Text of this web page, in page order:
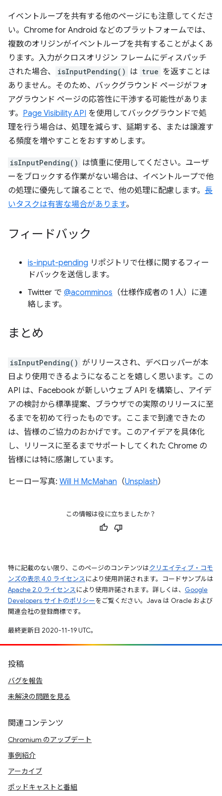
イベントループを共有する他のページにも注意してくださ
い。Chrome for Android などのプラットフォームでは、
複数のオリジンがイベントループを共有することがよくあ
ります。入力がクロスオリジン フレームにディスパッチ
された場合、
isInputPending() は true を返すことは
ありません。そのため、バックグラウンド ページがフォ
アグラウンド ページの応答性に干渉する可能性がありま
す。 Page Visibility API を使用してバックグラウンドで処
理を行う場合は、処理を減らす、延期する、または譲渡す
る頻度を増やすことをおすすめします。
isInputPending() は慎重に使用してください。ユーザ
ーをブロックする作業がない場合は、イベントループで他
の処理に優先して譲ることで、他の処理に配慮します。 長
いタスクは有害な場合があります。
フィードバック
is-input-pending リポジトリで仕様に関するフィー
ドバックを送信します。
Twitter で @acomminos （仕様作成者の 1 人）に連
絡します。
まとめ
isInputPending() がリリースされ、デベロッパーが本
日より使用できるようになることを嬉しく思います。この
API は、Facebook が新しいウェブ API を構築し、アイデ
アの検討から標準提案、ブラウザでの実際のリリースに至
るまでを初めて行ったものです。ここまで到達できたの
は、皆様のご協力のおかげです。このアイデアを具体化
し、リリースに至るまでサポートしてくれた Chrome の
皆様には特に感謝しています。
ヒーロー写真: Will H McMahan （Unsplash）
この情報は役に立ちましたか？
特に記載のない限り、このページのコンテンツはクリエイティブ・コモ
ンズの表示 4.0 ライセンスにより使用許諾されます。コードサンプルは
Apache 2.0 ライセンスにより使用許諾されます。詳しくは、 Google
Developers サイトのポリシーをご覧ください。Java は Oracle および
関連会社の登録商標です。
最終更新日 2020-11-19 UTC。
投稿
バグを報告
未解決の問題を見る
関連コンテンツ
Chromium のアップデート
事例紹介
アーカイブ
ポッドキャストと番組